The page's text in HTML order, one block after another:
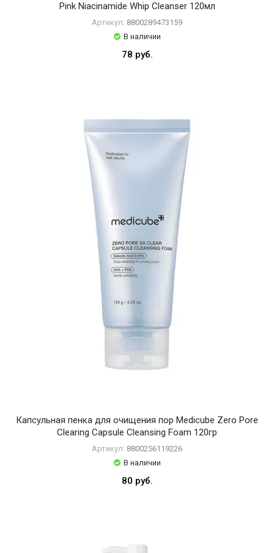
Pink Niacinamide Whip Cleanser 120мл
Артикул: 8800289473159
В наличии
78 руб.
Капсульная пенка для очищения пор Medicube Zero Pore
Clearing Capsule Cleansing Foam 120гр
Артикул: 8800256119226
В наличии
80 руб.